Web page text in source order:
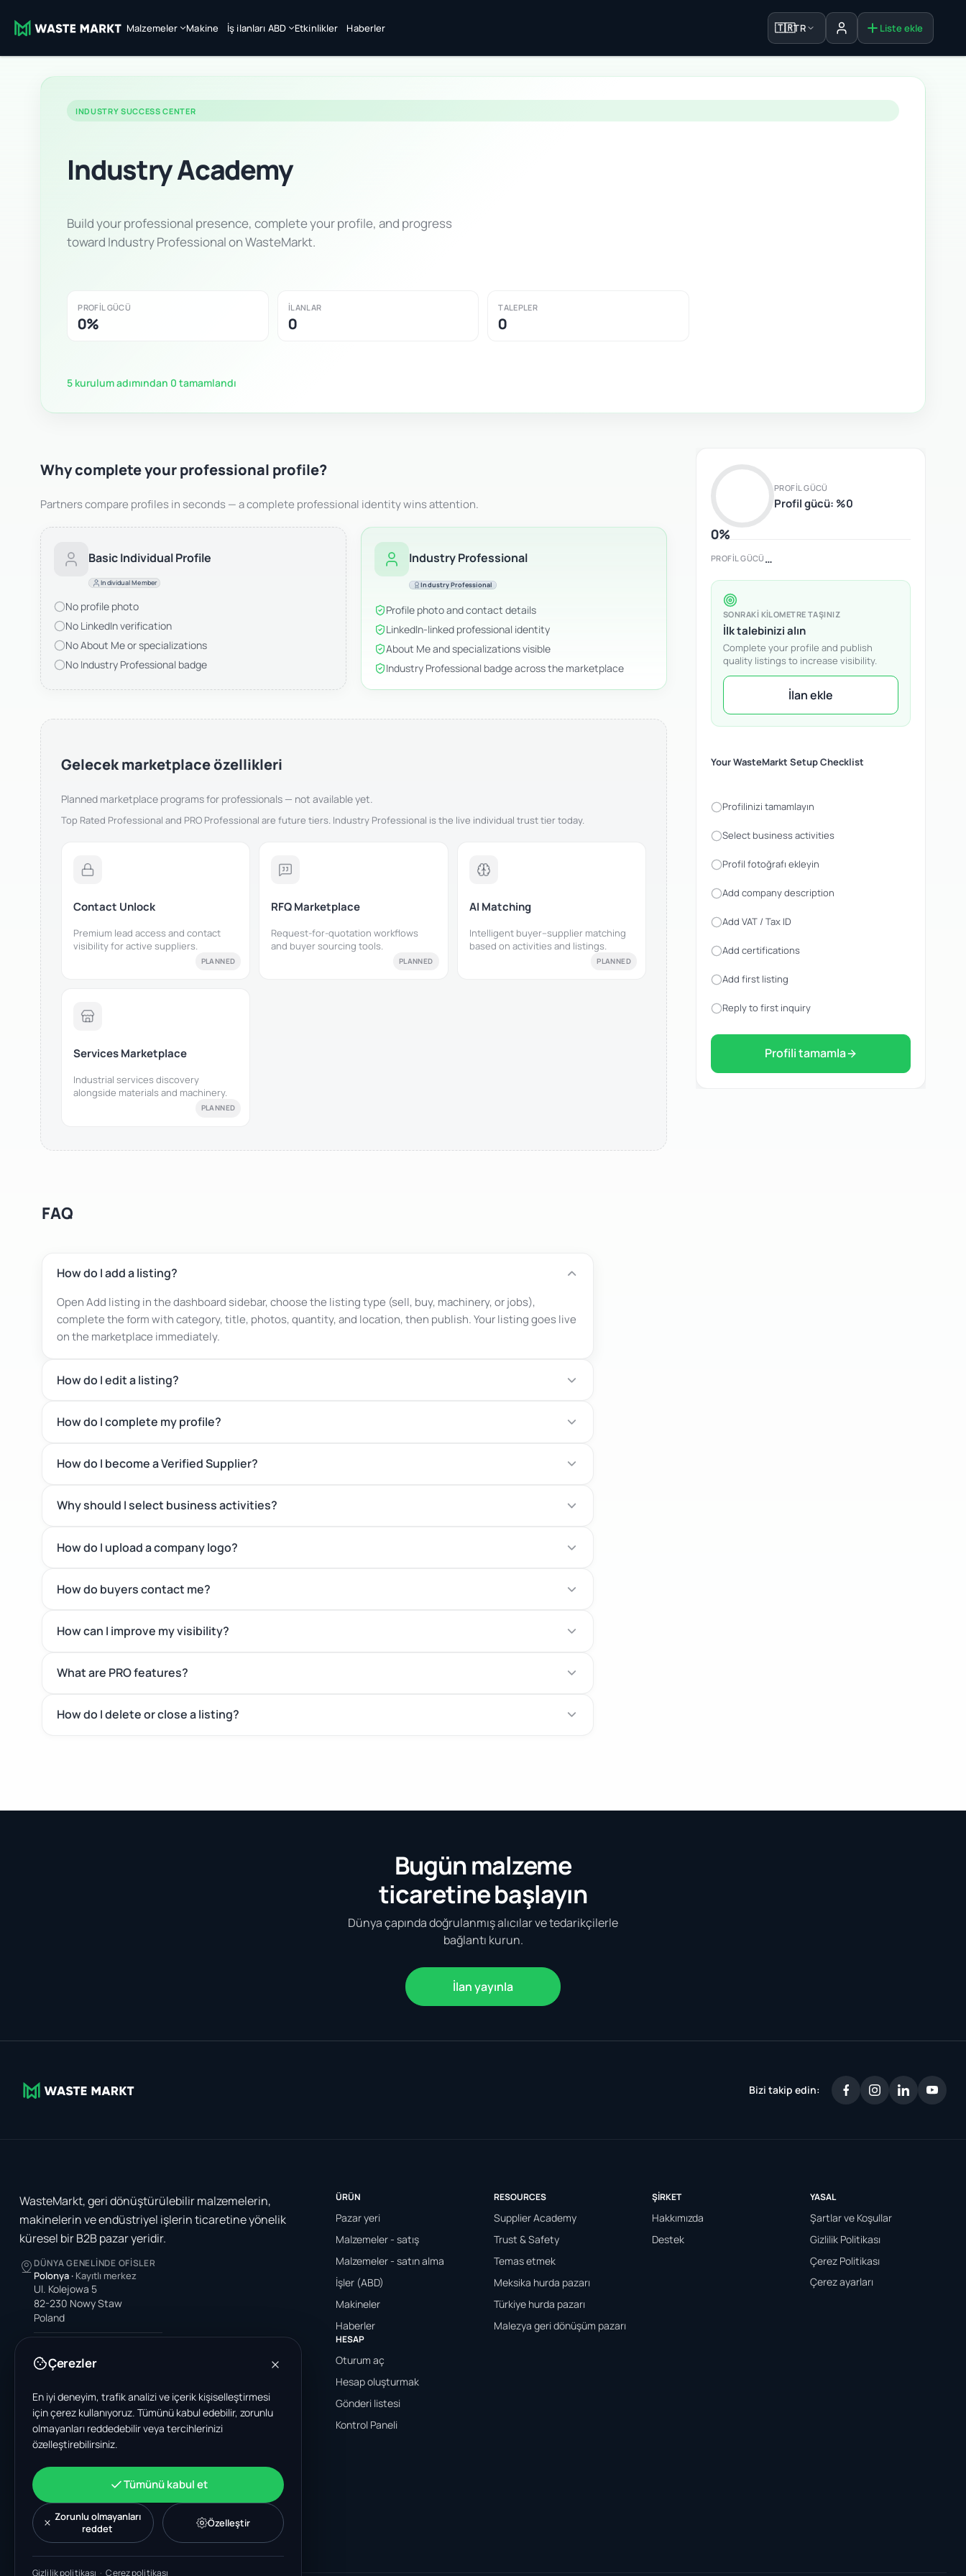
Malzemeler Makine İş ilanları ABD Etkinlikler Haberler 🇹🇷TR Oturum açListe ekle
INDUSTRY SUCCESS CENTER
Industry Academy
Build your professional presence, complete your profile, and progress
toward Industry Professional on WasteMarkt.
PROFIL GÜCÜ
0%
İLANLAR
0
TALEPLER
0
5 kurulum adımından 0 tamamlandı
Why complete your professional profile?
Partners compare profiles in seconds — a complete professional identity wins attention.
Basic Individual Profile
Individual Member
No profile photo
No LinkedIn verification
No About Me or specializations
No Industry Professional badge
Industry Professional
Industry Professional
Profile photo and contact details
LinkedIn-linked professional identity
About Me and specializations visible
Industry Professional badge across the marketplace
Gelecek marketplace özellikleri
Planned marketplace programs for professionals — not available yet.
Top Rated Professional and PRO Professional are future tiers. Industry Professional is the live individual trust tier today.
Contact Unlock
Premium lead access and contact
visibility for active suppliers.
PLANNED
RFQ Marketplace
Request-for-quotation workflows
and buyer sourcing tools.
PLANNED
AI Matching
Intelligent buyer–supplier matching
based on activities and listings.
PLANNED
Services Marketplace
Industrial services discovery
alongside materials and machinery.
PLANNED
FAQ
How do I add a listing?
Open Add listing in the dashboard sidebar, choose the listing type (sell, buy, machinery, or jobs),
complete the form with category, title, photos, quantity, and location, then publish. Your listing goes live
on the marketplace immediately.
How do I edit a listing?
How do I complete my profile?
How do I become a Verified Supplier?
Why should I select business activities?
How do I upload a company logo?
How do buyers contact me?
How can I improve my visibility?
What are PRO features?
How do I delete or close a listing?
0%
PROFIL GÜCÜ
Profil gücü: %0
PROFIL GÜCÜ …
SONRAKI KILOMETRE TAŞINIZ
İlk talebinizi alın
Complete your profile and publish
quality listings to increase visibility.
İlan ekle
Your WasteMarkt Setup Checklist
Profilinizi tamamlayın
Select business activities
Profil fotoğrafı ekleyin
Add company description
Add VAT / Tax ID
Add certifications
Add first listing
Reply to first inquiry
Profili tamamla
Bugün malzeme
ticaretine başlayın
Dünya çapında doğrulanmış alıcılar ve tedarikçilerle
bağlantı kurun.
İlan yayınla
Bizi takip edin:
WasteMarkt, geri dönüştürülebilir malzemelerin,
makinelerin ve endüstriyel işlerin ticaretine yönelik
küresel bir B2B pazar yeridir.
DÜNYA GENELINDE OFISLER
Polonya · Kayıtlı merkez
Ul. Kolejowa 5
82-230 Nowy Staw
Poland
4378 Park Blvd N
Pinellas Park, FL 33781-3536
Hindistan
A-199, Sector 63
Noida, Uttar Pradesh 201301
+48 606 662 650
support@wastemarkt.com
office@wastemarkt.com
ÜRÜN
Pazar yeri
Malzemeler - satış
Malzemeler - satın alma
İşler (ABD)
Makineler
Haberler
RESOURCES
Supplier Academy
Trust & Safety
Temas etmek
Meksika hurda pazarı
Türkiye hurda pazarı
Malezya geri dönüşüm pazarı
ŞIRKET
Hakkımızda
Destek
YASAL
Şartlar ve Koşullar
Gizlilik Politikası
Çerez Politikası
Çerez ayarları
HESAP
Oturum aç
Hesap oluşturmak
Gönderi listesi
Kontrol Paneli
Çerezler
En iyi deneyim, trafik analizi ve içerik kişiselleştirmesi
için çerez kullanıyoruz. Tümünü kabul edebilir, zorunlu
olmayanları reddedebilir veya tercihlerinizi
özelleştirebilirsiniz.
Tümünü kabul et
Zorunlu olmayanları
reddet
Özelleştir
Gizlilik politikası · Çerez politikası